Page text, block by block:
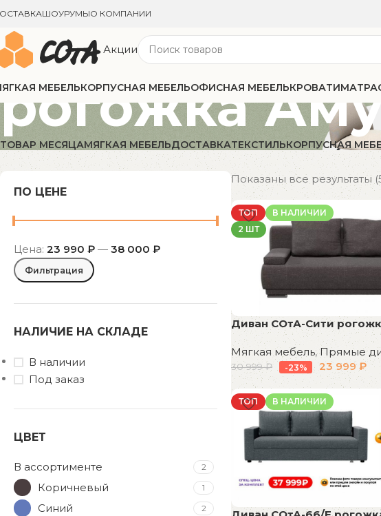
ШОУРУМЫО КОМПАНИИ
Акции
МЕБЕЛЬКОРПУСНАЯ МЕБЕЛЬОФИСНАЯ МЕБЕЛЬКРОВАТИ
рогожка
ТОВАР МЕСЯЦАМЯГКАЯ МЕБЕЛЬДОСТАВКАТЕКСТИЛЬКОРПУСНАЯ
ПО ЦЕНЕ
Фильтрация
Цена: 23 990 ₽ — 38 000 ₽
НАЛИЧИЕ НА СКЛАДЕ
В наличии
Под заказ
ЦВЕТ
В ассортименте 2
Коричневый 1
Синий 2
Показаны все результаты
ТОП
В НАЛИЧИИ
2 ШТ
Диван СОтА-Сити
Мягкая мебель,Прямые
30 999₽ -23% 23 999₽
В корзину
ТОП В НАЛИЧИИ